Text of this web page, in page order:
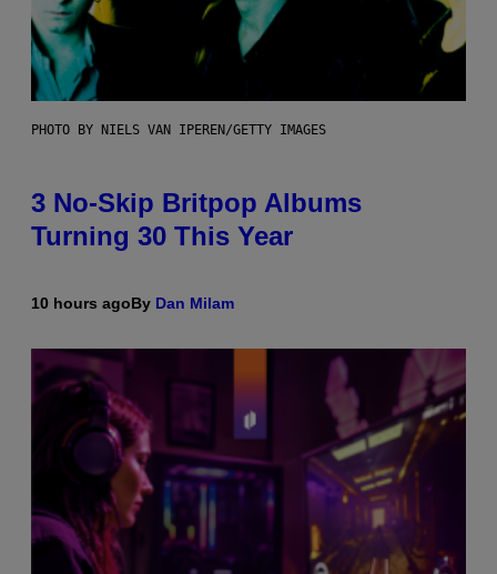
PHOTO BY NIELS VAN IPEREN/GETTY IMAGES
3 No-Skip Britpop Albums
Turning 30 This Year
10 hours agoBy Dan Milam